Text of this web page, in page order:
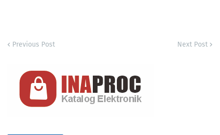
Previous Post Next Post